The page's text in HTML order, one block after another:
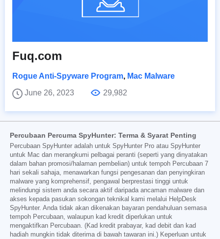
Fuq.com
Rogue Anti-Spyware Program, Mac Malware
June 26, 2023
29,982
Percubaan Percuma SpyHunter: Terma & Syarat Penting
Percubaan SpyHunter adalah untuk SpyHunter Pro atau SpyHunter
untuk Mac dan merangkumi pelbagai peranti (seperti yang dinyatakan
dalam bahan promosi/halaman pembelian) untuk tempoh Percubaan 7
hari sekali sahaja, menawarkan fungsi pengesanan dan penyingkiran
malware yang komprehensif, pengawal berprestasi tinggi untuk
melindungi sistem anda secara aktif daripada ancaman malware dan
akses kepada pasukan sokongan teknikal kami melalui HelpDesk
SpyHunter. Anda tidak akan dikenakan bayaran pendahuluan semasa
tempoh Percubaan, walaupun kad kredit diperlukan untuk
mengaktifkan Percubaan. (Kad kredit prabayar, kad debit dan kad
hadiah mungkin tidak diterima di bawah tawaran ini.) Keperluan untuk